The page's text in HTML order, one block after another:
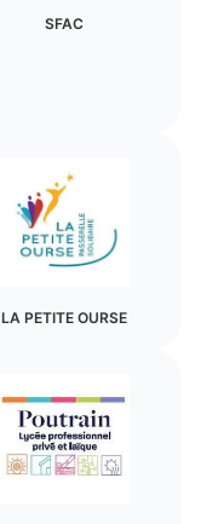
SFAC
LA PETITE OURSE